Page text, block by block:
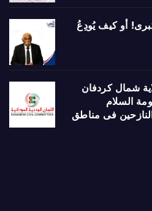
أو كيف يُودِعُ
شمال كردفان
السلام
النازحين فى مناطق